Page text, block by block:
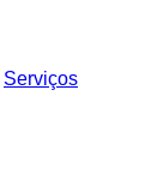
Serviços